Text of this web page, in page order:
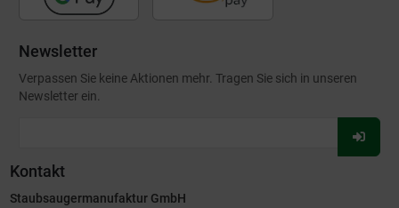
Newsletter
Verpassen Sie keine Aktionen mehr. Tragen Sie sich in unseren
Newsletter ein.
Für
Kontakt
Staubsaugermanufaktur GmbH